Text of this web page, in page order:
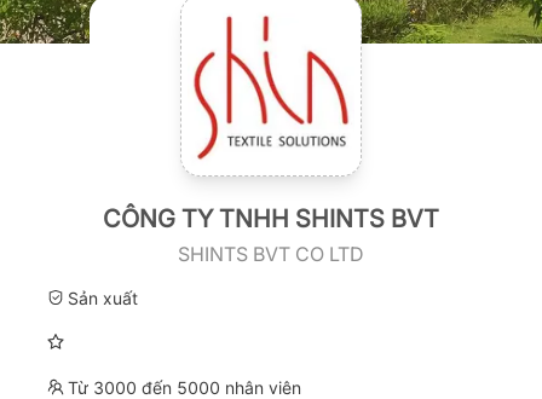
CÔNG TY TNHH SHINTS BVT
SHINTS BVT CO LTD
Sản xuất
Từ 3000 đến 5000 nhân viên